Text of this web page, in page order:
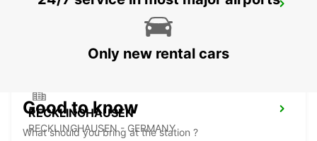
DUISBURG
RECKLINGHAUSEN
RECKLINGHAUSEN - GERMANY
Only new rental cars
Good to know
What should you bring at the station ?